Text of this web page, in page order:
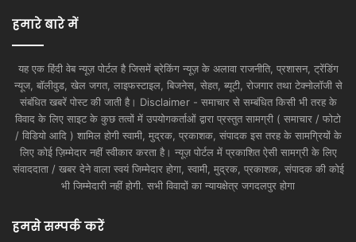
हमारे बारे में
यह एक हिंदी वेब न्यूज़ पोर्टल है जिसमें ब्रेकिंग न्यूज़ के अलावा राजनीति, प्रशासन, ट्रेंडिंग
न्यूज, बॉलीवुड, खेल जगत, लाइफस्टाइल, बिजनेस, सेहत, ब्यूटी, रोजगार तथा टेक्नोलॉजी से
संबंधित खबरें पोस्ट की जाती है। Disclaimer - समाचार से सम्बंधित किसी भी तरह के
विवाद के लिए साइट के कुछ तत्वों में उपयोगकर्ताओं द्वारा प्रस्तुत सामग्री ( समाचार / फोटो
/ विडियो आदि ) शामिल होगी स्वामी, मुद्रक, प्रकाशक, संपादक इस तरह के सामग्रियों के
लिए कोई ज़िम्मेदार नहीं स्वीकार करता है। न्यूज़ पोर्टल में प्रकाशित ऐसी सामग्री के लिए
संवाददाता / खबर देने वाला स्वयं जिम्मेदार होगा, स्वामी, मुद्रक, प्रकाशक, संपादक की कोई
भी जिम्मेदारी नहीं होगी. सभी विवादों का न्यायक्षेत्र जगदलपुर होगा
हमसे सम्पर्क करें